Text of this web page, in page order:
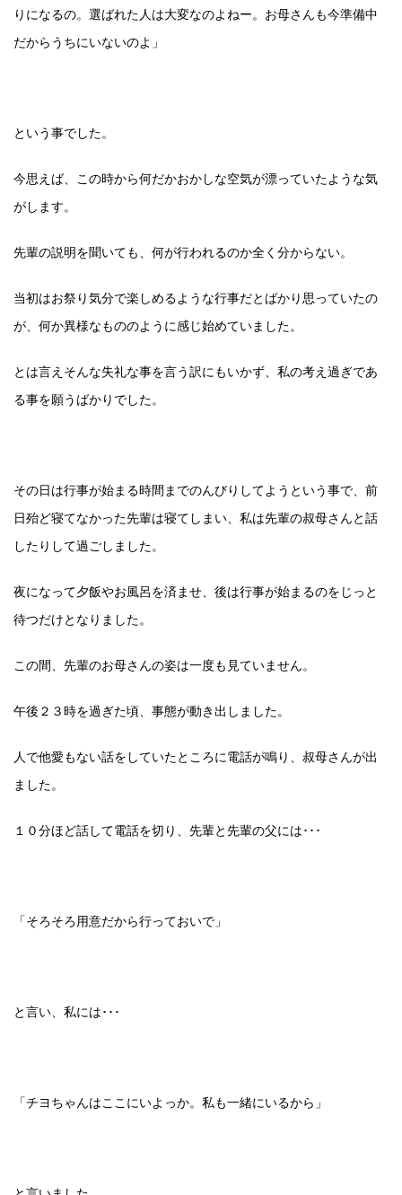
りになるの。選ばれた人は大変なのよねー。お母さんも今準備中
だからうちにいないのよ」
という事でした。
今思えば、この時から何だかおかしな空気が漂っていたような気
がします。
先輩の説明を聞いても、何が行われるのか全く分からない。
当初はお祭り気分で楽しめるような行事だとばかり思っていたの
が、何か異様なもののように感じ始めていました。
とは言えそんな失礼な事を言う訳にもいかず、私の考え過ぎであ
る事を願うばかりでした。
その日は行事が始まる時間までのんびりしてようという事で、前
日殆ど寝てなかった先輩は寝てしまい、私は先輩の叔母さんと話
したりして過ごしました。
夜になって夕飯やお風呂を済ませ、後は行事が始まるのをじっと
待つだけとなりました。
この間、先輩のお母さんの姿は一度も見ていません。
午後２３時を過ぎた頃、事態が動き出しました。
人で他愛もない話をしていたところに電話が鳴り、叔母さんが出
ました。
１０分ほど話して電話を切り、先輩と先輩の父には･･･
「そろそろ用意だから行っておいで」
と言い、私には･･･
「チヨちゃんはここにいよっか。私も一緒にいるから」